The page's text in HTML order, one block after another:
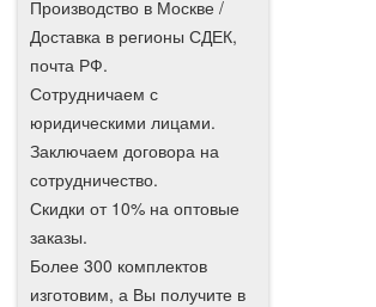
Производство в Москве /
Доставка в регионы СДЕК,
почта РФ.
Сотрудничаем с
юридическими лицами.
Заключаем договора на
сотрудничество.
Скидки от 10% на оптовые
заказы.
Более 300 комплектов
изготовим, а Вы получите в